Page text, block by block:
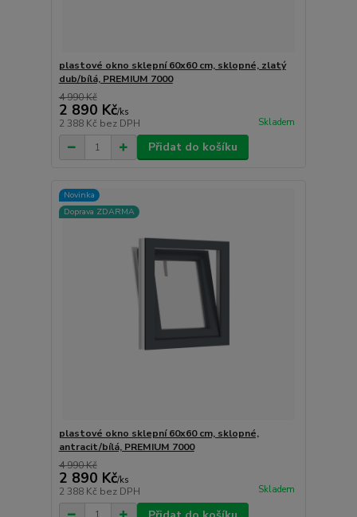
plastové okno sklepní 60x60 cm, sklopné, zlatý
dub/bílá, PREMIUM 7000
4 990 Kč
2 890 Kč/ks
2 388 Kč bez DPH Skladem
Přidat do košíku
Novinka
Doprava ZDARMA
plastové okno sklepní 60x60 cm, sklopné,
antracit/bílá, PREMIUM 7000
4 990 Kč
2 890 Kč/ks
2 388 Kč bez DPH Skladem